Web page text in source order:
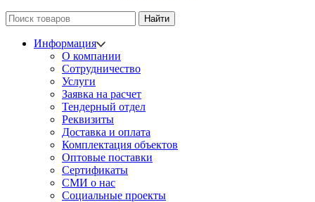
Найти
Информация
О компании
Сотрудничество
Услуги
Заявка на расчет
Тендерный отдел
Реквизиты
Доставка и оплата
Комплектация объектов
Оптовые поставки
Сертификаты
СМИ о нас
Социальные проекты